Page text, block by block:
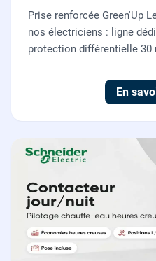
Prise renforcée Green'Up
nos électriciens : ligne
protection différentielle 30
En